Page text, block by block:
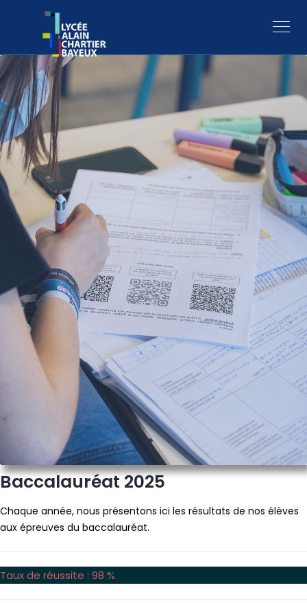
Baccalauréat 2025
Chaque année, nous présentons ici les résultats de nos élèves
aux épreuves du baccalauréat.
Taux de réussite : 98 %